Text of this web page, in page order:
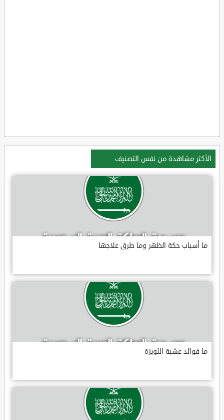
الأكثر مشاهدة من نفس التصنيف
ما أسباب حكة الظهر وما طرق علاجها
ما فوائد عشبة اللويزة